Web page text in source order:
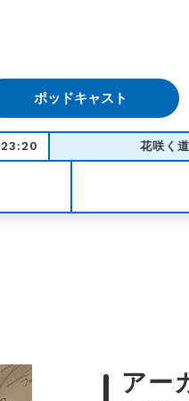
ポッドキャスト
23:20 花咲く道 - ＭＥ
アー